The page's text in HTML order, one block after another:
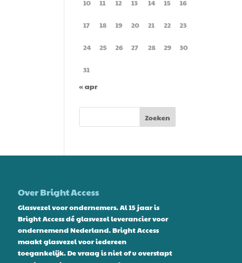
10 11 12 13 14 15 16
17 18 19 20 21 22 23
24 25 26 27 28 29 30
31
« apr
Over Bright Access
Glasvezel voor ondernemers. Al 15 jaar is
Bright Access dé glasvezel leverancier voor
ondernemend Nederland. Bright Access
maakt glasvezel voor iedereen
toegankelijk. De vraag is niet of u overstapt